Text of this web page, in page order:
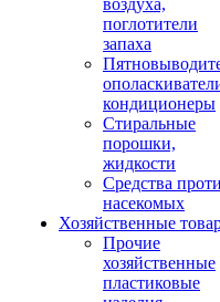
воздуха,
поглотители
запаха
кондиционеры
Стиральные
порошки,
жидкости
Средства
насекомых
Хозяйственные
Прочие
хозяйственные
пластиковые